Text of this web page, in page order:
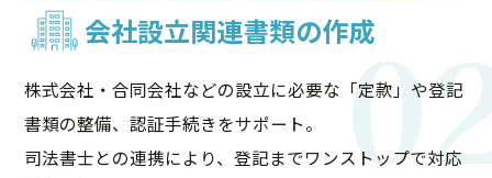
会社設立関連書類の作成
株式会社・合同会社などの設立に必要な「定款」や登記
書類の整備、認証手続きをサポート。
司法書士との連携により、登記までワンストップで対応